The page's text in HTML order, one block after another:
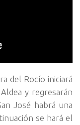
del Rocío iniciará
y regresarán
José habrá una
se hará el